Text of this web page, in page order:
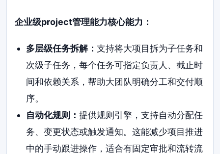
企业级project管理能力核心能力：
多层级任务拆解： 支持将大项目拆为子任务和
次级子任务，每个任务可指定负责人、截止时
间和依赖关系，帮助大团队明确分工和交付顺
序。
自动化规则： 提供规则引擎，支持自动分配任
务、变更状态或触发通知。这能减少项目推进
中的手动跟进操作，适合有固定审批和流转流